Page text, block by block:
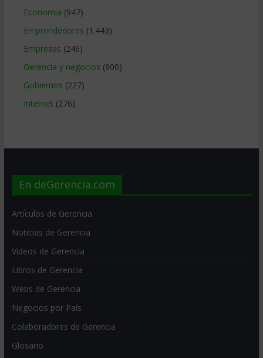
Economía (947)
Emprendedores (1.443)
Empresas (246)
Gerencia y negocios (900)
Gobiernos (227)
Internet (276)
En deGerencia.com
Artículos de Gerencia
Noticias de Gerencia
Videos de Gerencia
Libros de Gerencia
Webs de Gerencia
Negocios por País
Colaboradores de Gerencia
Glosario